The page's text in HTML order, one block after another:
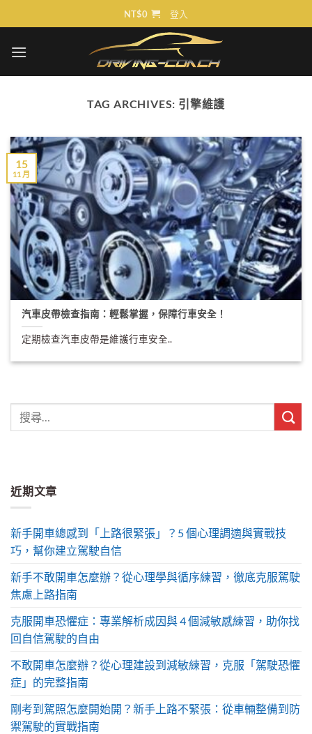
to
NT$0 登入
TAG ARCHIVES: 引擎維護
汽車皮帶檢查指南：輕鬆掌握，保障行車安全！
定期檢查汽車皮帶是維護行車安全..
15
11 月
近期文章
新手開車總感到「上路很緊張」？5 個心理調適與實戰技
巧，幫你建立駕駛自信
新手不敢開車怎麼辦？從心理學與循序練習，徹底克服駕駛
焦慮上路指南
克服開車恐懼症：專業解析成因與 4 個減敏感練習，助你找
回自信駕駛的自由
不敢開車怎麼辦？從心理建設到減敏練習，克服「駕駛恐懼
症」的完整指南
剛考到駕照怎麼開始開？新手上路不緊張：從車輛整備到防
禦駕駛的實戰指南